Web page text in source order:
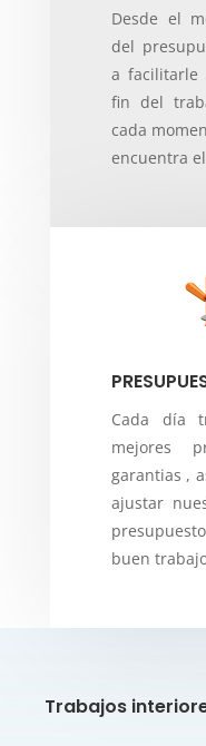
Desde el
del
a facilitarle
fin del
cada
encuentra
Cada día
mejores
garantias ,
ajustar
buen
Trabajos